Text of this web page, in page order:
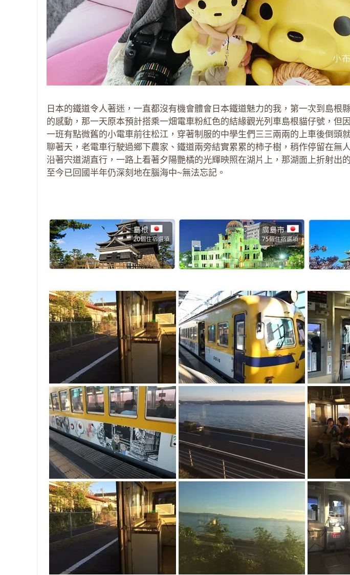
日本的鐵道令人著迷，一直都沒有機會體會日本鐵道魅力的我，第一次到島根
的感動，那一天原本預計搭乘一畑電車粉紅色的結緣觀光列車島根貓仔號，但
一班有點微舊的小電車前往松江，穿著制服的中學生們三三兩兩的上車後倒頭
聊著天，老電車行駛過鄉下農家、鐵道兩旁結實累累的柿子樹，稍作停留在無
沿著宍道湖直行，一路上看著夕陽艷橘的光輝映照在湖片上，那湖面上折射出
至今已回國半年仍深刻地在腦海中~無法忘記。